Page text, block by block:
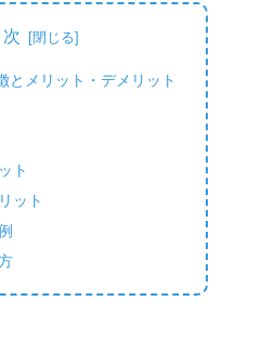
次
とメリット・デメリット
ト
ット